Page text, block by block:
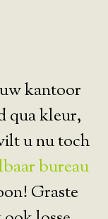
kantoor
qua kleur,
u nu toch
bureau
Graste